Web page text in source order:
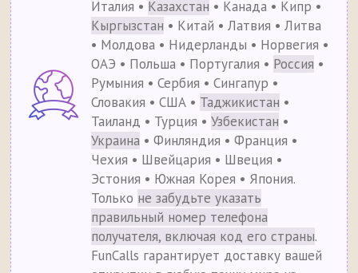
Италия • Казахстан • Канада • Кипр •
Кыргызстан • Китай • Латвия • Литва
• Молдова • Нидерланды • Норвегия •
ОАЭ • Польша • Португалия • Россия •
Румыния • Сербия • Сингапур •
Словакия • США • Таджикистан •
Таиланд • Турция •Узбекистан •
Украина • Финляндия • Франция •
Чехия • Швейцария • Швеция •
Эстония • Южная Корея • Япония.
Только не забудьте указать
правильный номер телефона
получателя, включая код его страны.
FunCalls гарантирует доставку вашей